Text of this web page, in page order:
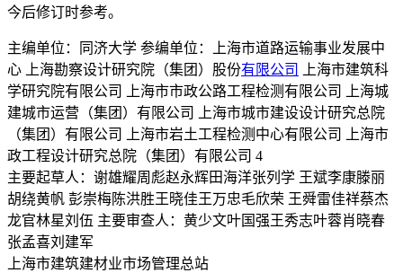
今后修订时参考。
主编单位：同济大学 参编单位：上海市道路运输事业发展中
心 上海勘察设计研究院（集团）股份有限公司 上海市建筑科
学研究院有限公司 上海市市政公路工程检测有限公司 上海城
建城市运营（集团）有限公司 上海市城市建设设计研究总院
（集团）有限公司 上海市岩土工程检测中心有限公司 上海市
政工程设计研究总院（集团）有限公司 4
主要起草人：谢雄耀周彪赵永辉田海洋张列学 王斌李康滕丽
胡绕黄帆 彭崇梅陈洪胜王晓佳王万忠毛欣荣 王舜雷佳祥蔡杰
龙官林星刘伍 主要审查人：黄少文叶国强王秀志叶蓉肖晓春
张孟喜刘建军
上海市建筑建材业市场管理总站